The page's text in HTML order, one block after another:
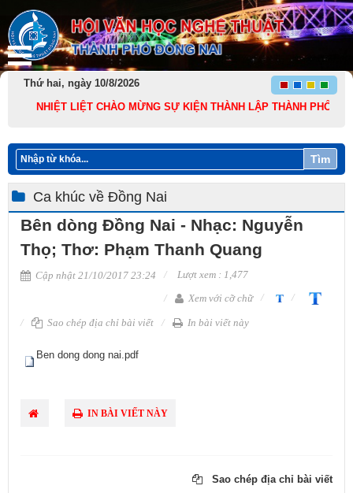
Thứ hai, ngày 10/8/2026
NHIỆT LIỆT CHÀO MỪNG SỰ KIỆN THÀNH LẬP THÀNH PHỐ
Tìm
Ca khúc về Đồng Nai
Bên dòng Đồng Nai - Nhạc: Nguyễn
Thọ; Thơ: Phạm Thanh Quang
Cập nhật 21/10/2017 23:24
Lượt xem : 1,477
Xem với cỡ chữ
Sao chép địa chỉ bài viết In bài viết này
Ben dong dong nai.pdf
IN BÀI VIẾT NÀY
Sao chép địa chỉ bài viết